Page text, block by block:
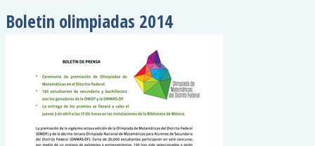
Boletin olimpiadas 2014